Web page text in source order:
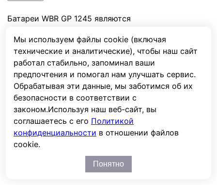
Мы используем файлы cookie (включая
технические и аналитические), чтобы наш сайт
работал стабильно, запоминал ваши
предпочтения и помогал нам улучшать сервис.
Обрабатывая эти данные, мы заботимся об их
безопасности в соответствии с
законом.Используя наш веб-сайт, вы
соглашаетесь с его Политикой
конфиденциальности в отношении файлов
cookie.
Понятно
Батареи WBR GP 1245 являются
-технологии, способны работать в циклическом
режиме, герметизированы - работоспособны в
любом положении.безопасны в эксплуатации;
имеют низкий уровень саморазряда;
высоконадежны. Используются в качестве
резервного питания промышленного оборудования,
в источниках бесперебойного питания (UPS),
системах охранной и пожарной сигнализации,
портативном измерительном оборудовании,
электроприборах и другом оборудовании.